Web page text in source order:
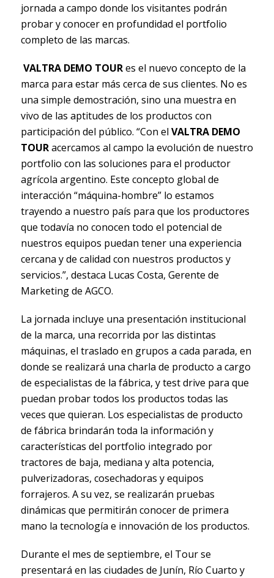
jornada a campo donde los visitantes podrán
probar y conocer en profundidad el portfolio
completo de las marcas.
VALTRA DEMO TOURes el nuevo concepto de la
marca para estar más cerca de sus clientes. No es
una simple demostración, sino una muestra en
vivo de las aptitudes de los productos con
participación del público. “Con el VALTRA DEMO
TOURacercamos al campo la evolución de nuestro
portfolio con las soluciones para el productor
agrícola argentino. Este concepto global de
interacción “máquina-hombre” lo estamos
trayendo a nuestro país para que los productores
que todavía no conocen todo el potencial de
nuestros equipos puedan tener una experiencia
cercana y de calidad con nuestros productos y
servicios.”, destaca Lucas Costa, Gerente de
Marketing de AGCO.
La jornada incluye una presentación institucional
de la marca, una recorrida por las distintas
máquinas, el traslado en grupos a cada parada, en
donde se realizará una charla de producto a cargo
de especialistas de la fábrica, y test drive para que
puedan probar todos los productos todas las
veces que quieran. Los especialistas de producto
de fábrica brindarán toda la información y
características del portfolio integrado por
tractores de baja, mediana y alta potencia,
pulverizadoras, cosechadoras y equipos
forrajeros. A su vez, se realizarán pruebas
dinámicas que permitirán conocer de primera
mano la tecnología e innovación de los productos.
Durante el mes de septiembre, el Tour se
presentará en las ciudades de Junín, Río Cuarto y